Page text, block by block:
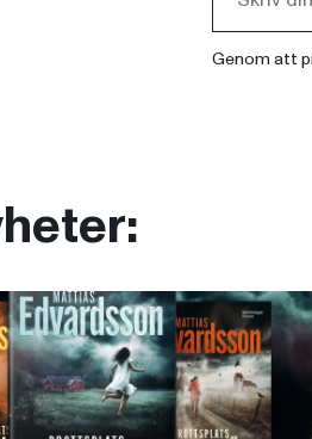
Genom att